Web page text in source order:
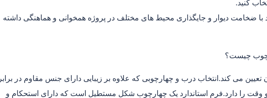
کنید.
با ضخامت دیوار و جایگذاری محیط های مختلف در پروژه همخوانی و هماهنگی داشته
چیست؟
می کند.انتخاب درب و چهارچوبی که علاوه بر زیبایی دارای جنس مقاوم در برابر
وقت را دارد.فرم استاندارد یک چهارچوب شکل مستطیل است که دارای استحکام و